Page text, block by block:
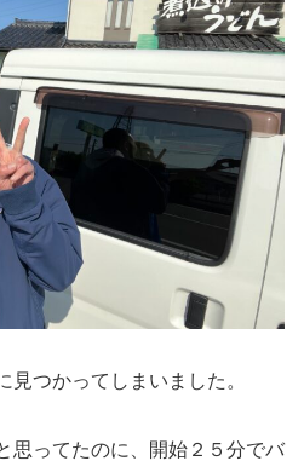
見つかってしまいました。
思ってたのに、開始２５分でバ